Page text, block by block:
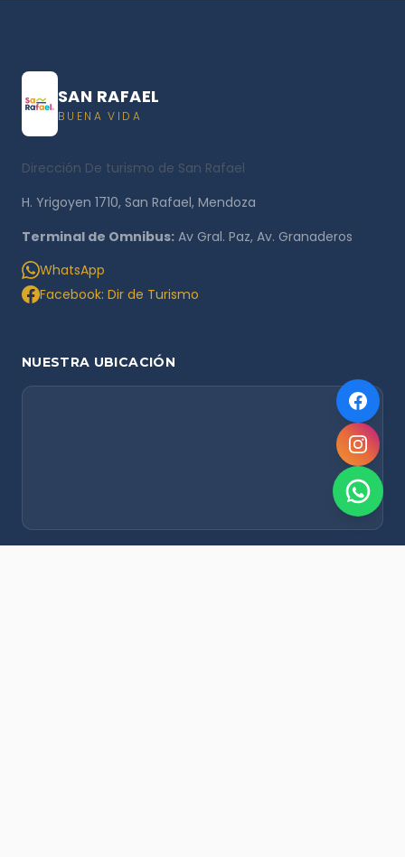
SAN RAFAEL
BUENA VIDA
Dirección De turismo de San Rafael
H. Yrigoyen 1710, San Rafael, Mendoza
Terminal de Omnibus: Av Gral. Paz, Av. Granaderos
WhatsApp
Facebook: Dir de Turismo
NUESTRA UBICACIÓN